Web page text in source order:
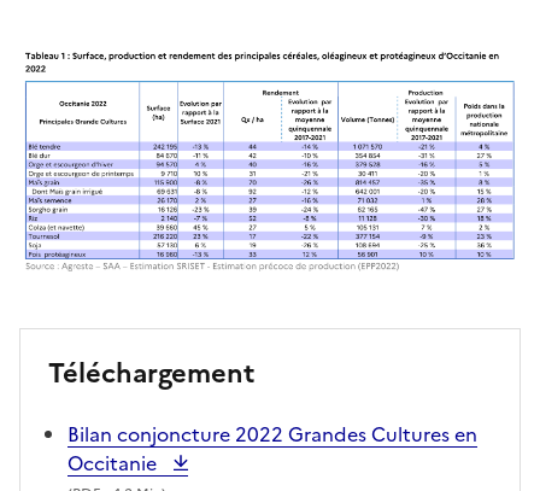
Téléchargement
Bilan conjoncture 2022 Grandes Cultures en
Occitanie